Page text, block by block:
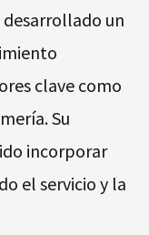
desarrollado un
clave como
Su
incorporar
el servicio y la